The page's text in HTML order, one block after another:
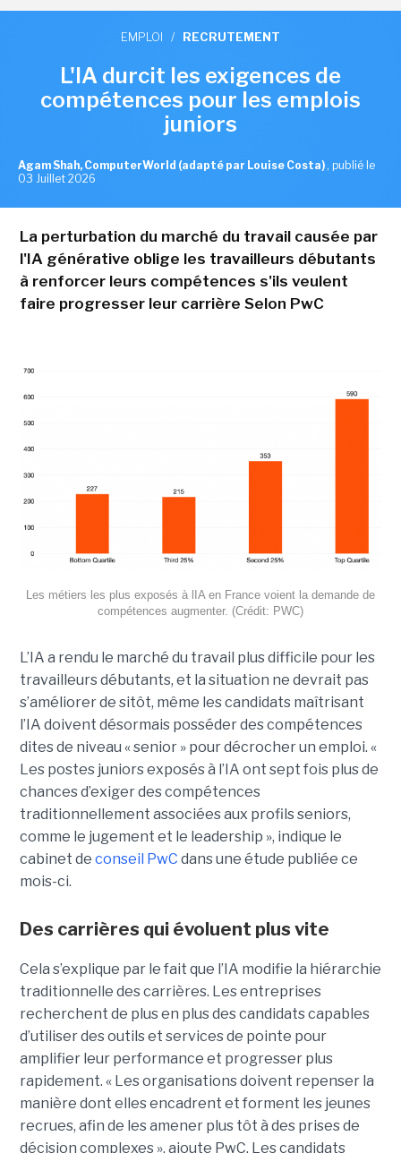
EMPLOI / RECRUTEMENT
L'IA durcit les exigences de
compétences pour les emplois
juniors
Agam Shah, ComputerWorld (adapté par Louise Costa) , publié le
03 Juillet 2026
La perturbation du marché du travail causée par
l'IA générative oblige les travailleurs débutants
à renforcer leurs compétences s'ils veulent
faire progresser leur carrière Selon PwC
Les métiers les plus exposés à lIA en France voient la demande de
compétences augmenter. (Crédit: PWC)
L’IA a rendu le marché du travail plus difficile pour les
travailleurs débutants, et la situation ne devrait pas
s’améliorer de sitôt, même les candidats maîtrisant
l’IA doivent désormais posséder des compétences
dites de niveau « senior » pour décrocher un emploi. «
Les postes juniors exposés à l’IA ont sept fois plus de
chances d’exiger des compétences
traditionnellement associées aux profils seniors,
comme le jugement et le leadership », indique le
cabinet de conseil PwC dans une étude publiée ce
mois-ci.
Des carrières qui évoluent plus vite
Cela s’explique par le fait que l’IA modifie la hiérarchie
traditionnelle des carrières. Les entreprises
recherchent de plus en plus des candidats capables
d’utiliser des outils et services de pointe pour
amplifier leur performance et progresser plus
rapidement. « Les organisations doivent repenser la
manière dont elles encadrent et forment les jeunes
recrues, afin de les amener plus tôt à des prises de
décision complexes », ajoute PwC. Les candidats